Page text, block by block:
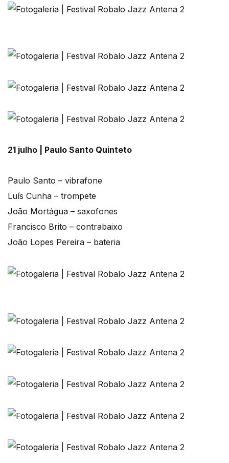
21 julho | Paulo Santo Quinteto
Paulo Santo – vibrafone
Luís Cunha – trompete
João Mortágua – saxofones
Francisco Brito – contrabaixo
João Lopes Pereira – bateria